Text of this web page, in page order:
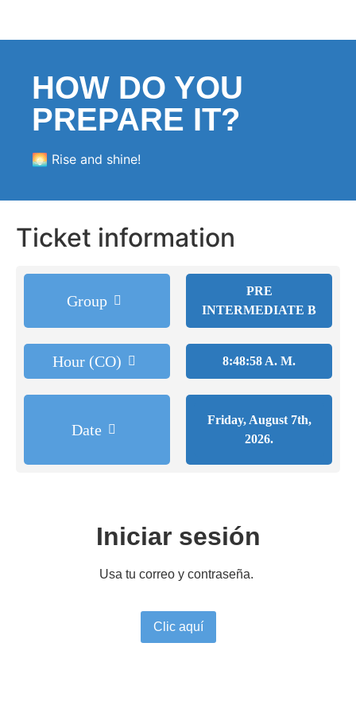
HOW DO YOU
PREPARE IT?
🌅 Rise and shine!
Ticket information
Group
Hour (CO)
Date
PRE
INTERMEDIATE B
8:48:58 A. M.
Friday, August 7th,
2026.
Iniciar sesión
Usa tu correo y contraseña.
Clic aquí